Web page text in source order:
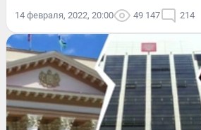
14 февраля, 2022, 20:00 49 147 214